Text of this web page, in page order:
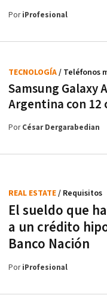
PoriProfesional
Samsung Galaxy
Argentina con
TECNOLOGÍA/ Teléfonos
PorCésar Dergarabedian
El sueldo que
a un crédito
Banco Nación
REAL ESTATE/ Requisitos
PoriProfesional